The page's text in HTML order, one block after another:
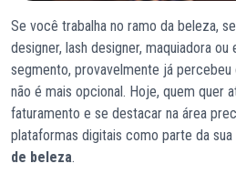
Se você trabalha no ramo da beleza,
designer, lash designer, maquiadora ou
segmento, provavelmente já
não é mais opcional. Hoje, quem quer
faturamento e se destacar na área
plataformas digitais como parte da
de beleza.